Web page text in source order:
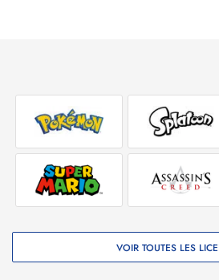
VOIR TOUTES LES